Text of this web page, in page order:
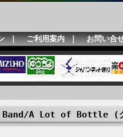
｜ ご利用案内｜ お問い合
A Lot of Bottle (グ